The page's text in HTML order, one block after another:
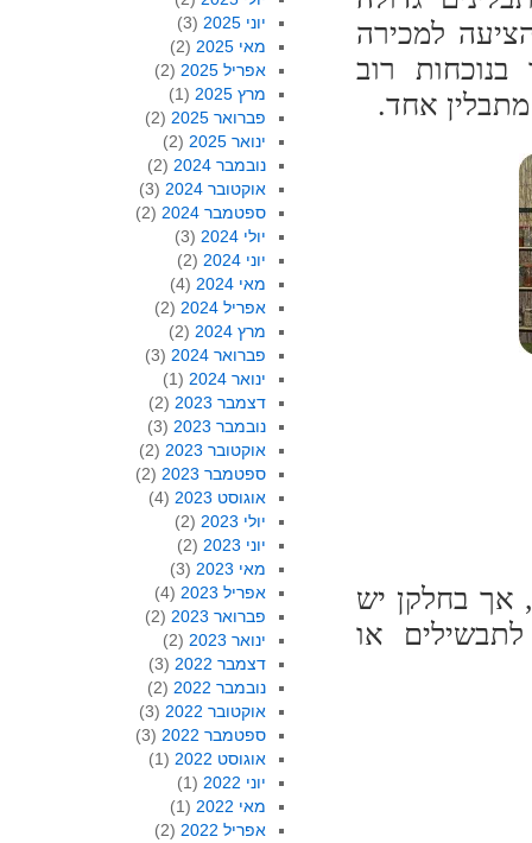
למכירה
בנוכחות רוב
אחד.
אך בחלקן יש
או
יוני 2025
(3)
מאי 2025
(2)
אפריל 2025
(2)
מרץ 2025
(1)
פברואר 2025
(2)
ינואר 2025
(2)
נובמבר 2024
(2)
אוקטובר 2024
(3)
ספטמבר 2024
(2)
יולי 2024
(3)
יוני 2024
(2)
מאי 2024
(4)
אפריל 2024
(2)
מרץ 2024
(2)
פברואר 2024
(3)
ינואר 2024
(1)
דצמבר 2023
(2)
נובמבר 2023
(3)
אוקטובר 2023
(2)
ספטמבר 2023
(2)
אוגוסט 2023
(4)
יולי 2023
(2)
יוני 2023
(2)
מאי 2023
(3)
אפריל 2023
(4)
פברואר 2023
(2)
ינואר 2023
(2)
דצמבר 2022
(3)
נובמבר 2022
(2)
אוקטובר 2022
(3)
ספטמבר 2022
(3)
אוגוסט 2022
(1)
יוני 2022
(1)
מאי 2022
(1)
אפריל 2022
(2)